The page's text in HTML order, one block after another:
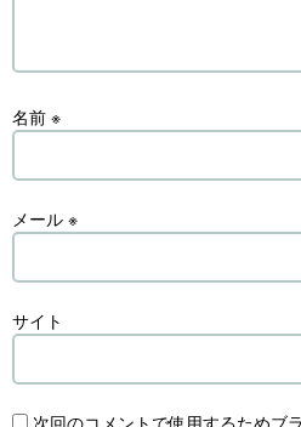
名前 ※
メール ※
サイト
次回のコメントで使用するためブ